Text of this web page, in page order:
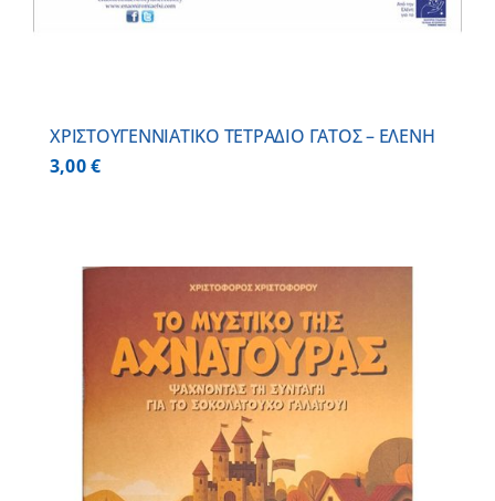
ΧΡΙΣΤΟΥΓΕΝΝΙΑΤΙΚΟ ΤΕΤΡΑΔΙΟ ΓΑΤΟΣ – ΕΛΕΝΗ
3,00€